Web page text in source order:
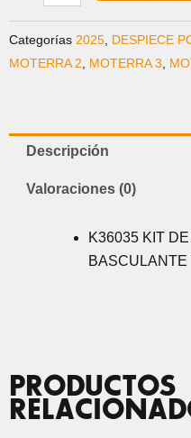
Categorías 2025 DESPIECE
MOTERRA 2
MOTERRA 3
Descripción
Valoraciones (0)
K36035 KIT
BASCULANTE
PRODUCTOS